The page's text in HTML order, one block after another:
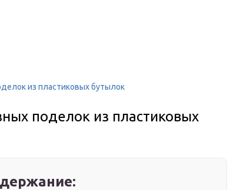
из пластиковых бутылок
поделок из пластиковых